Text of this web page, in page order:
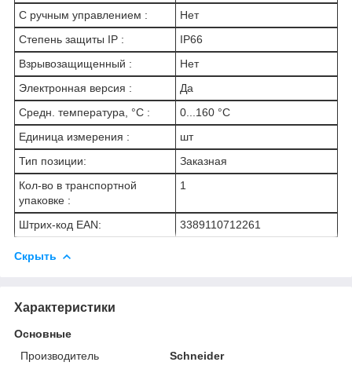
С ручным управлением :
Нет
Степень защиты IP :
IP66
Взрывозащищенный :
Нет
Электронная версия :
Да
Средн. температура, °C :
0...160 °C
Единица измерения :
шт
Тип позиции:
Заказная
Кол-во в транспортной
упаковке :
1
Штрих-код EAN: 3389110712261
Скрыть
Характеристики
Основные
Производитель
Schneider